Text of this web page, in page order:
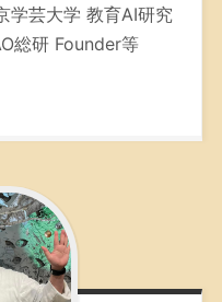
学芸大学 教育AI研究
総研 Founder等